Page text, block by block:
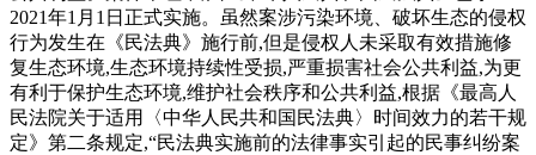
2021年1月1日正式实施。虽然案涉污染环境、破坏生态的侵权
行为发生在《民法典》施行前,但是侵权人未采取有效措施修
复生态环境,生态环境持续性受损,严重损害社会公共利益,为更
有利于保护生态环境,维护社会秩序和公共利益,根据《最高人
民法院关于适用〈中华人民共和国民法典〉时间效力的若干规
定》第二条规定,“民法典实施前的法律事实引起的民事纠纷案